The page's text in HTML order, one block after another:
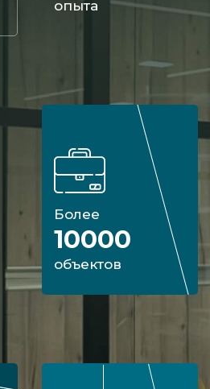
опыта
Более
10000
объектов